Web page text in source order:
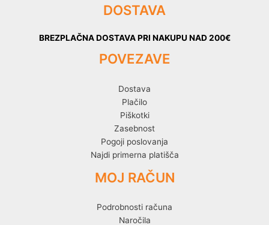
DOSTAVA
BREZPLAČNA DOSTAVA PRI NAKUPU NAD 200€
POVEZAVE
Dostava
Plačilo
Piškotki
Zasebnost
Pogoji poslovanja
Najdi primerna platišča
MOJ RAČUN
Podrobnosti računa
Naročila